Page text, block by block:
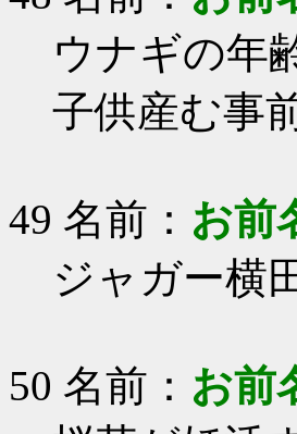
ウナギの年
子供産む事
49 名前： お前
ジャガー横
50 名前： お前